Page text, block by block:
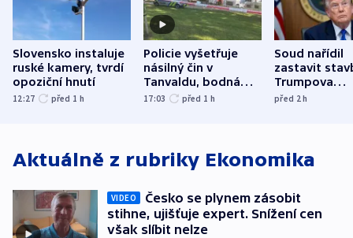
Slovensko instaluje
ruské kamery, tvrdí
opoziční hnutí
12:27 před 1 h
Policie vyšetřuje
násilný čin v
Tanvaldu, bodná
zranění při něm
17:03 před 1 h
Soud nařídil
zastavit
Trumpova
tanečního
před 2h
Aktuálně z rubriky Ekonomika
VIDEO
Česko se plynem zásobit
stihne, ujišťuje expert. Snížení cen
však slíbit nelze